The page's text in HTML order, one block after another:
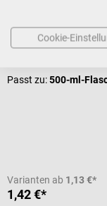
Hygienische
Passt zu:500-ml-
Varianten ab 1,13 €*
1,42 €*
Cookie-